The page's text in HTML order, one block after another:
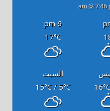
7:46
6 pm
17°C
السبت
16°C
15°C/ 5°C